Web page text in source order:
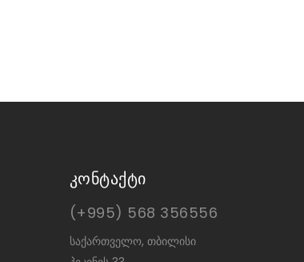
კონტაქტი
(+995) 568 356556
საქართველო, თბილისი